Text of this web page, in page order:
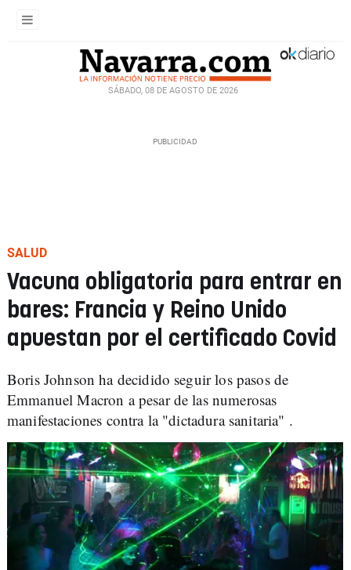
SÁBADO, 08 DE AGOSTO DE 2026
SALUD
Vacuna obligatoria para entrar en
bares: Francia y Reino Unido
apuestan por el certificado Covid
Boris Johnson ha decidido seguir los pasos de
Emmanuel Macron a pesar de las numerosas
manifestaciones contra la "dictadura sanitaria" .